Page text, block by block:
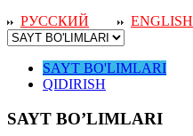
РУССКИЙ
ENGLISH
SAYT BO'LIMLARI
QIDIRISH
SAYT BO’LIMLARI